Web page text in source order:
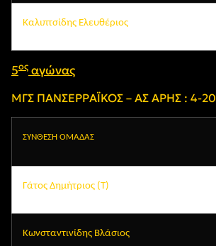
Καλιπτσίδης Ελευθέριος
5ος αγώνας
ΜΓΣ ΠΑΝΣΕΡΡΑΪΚΟΣ – ΑΣ ΑΡΗΣ : 4-20
ΣΥΝΘΕΣΗ ΟΜΑΔΑΣ
Γάτος Δημήτριος (Τ)
Κωνσταντινίδης Βλάσιος